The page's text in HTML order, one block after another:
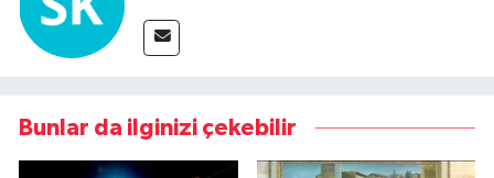
Bunlar da ilginizi çekebilir